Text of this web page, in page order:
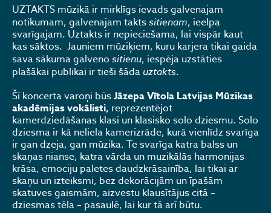
UZTAKTS mūzikā ir mirklīgs ievads galvenajam
notikumam, galvenajam taktssitienam, ieelpa
svarīgajam. Uztakts ir nepieciešama, lai vispār kaut
kas sāktos. Jauniem mūziķiem, kuru karjera tikai gaida
sava sākuma galveno sitienu, iespēja uzstāties
plašākai publikai ir tieši šāda uztakts.
Šī koncerta varoņi būsJāzepa Vītola Latvijas Mūzikas
akadēmijas vokālisti, reprezentējot
kamerdziedāšanas klasi un klasisko solo dziesmu. Solo
dziesma ir kā neliela kamerizrāde, kurā vienlīdz svarīga
ir gan dzeja, gan mūzika. Te svarīga katra balss un
skaņas nianse, katra vārda un muzikālās harmonijas
krāsa, emociju paletes daudzkrāsainība, lai tikai ar
skaņu un izteiksmi, bez dekorācijām un īpašām
skatuves gaismām, aizvestu klausītājus citā –
dziesmas tēla – pasaulē, lai kur tā arī būtu.